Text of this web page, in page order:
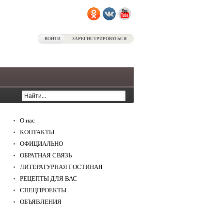
ВОЙТИ ЗАРЕГИСТРИРОВАТЬСЯ
О нас
КОНТАКТЫ
ОФИЦИАЛЬНО
ОБРАТНАЯ СВЯЗЬ
ЛИТЕРАТУРНАЯ ГОСТИНАЯ
РЕЦЕПТЫ ДЛЯ ВАС
СПЕЦПРОЕКТЫ
ОБЪЯВЛЕНИЯ